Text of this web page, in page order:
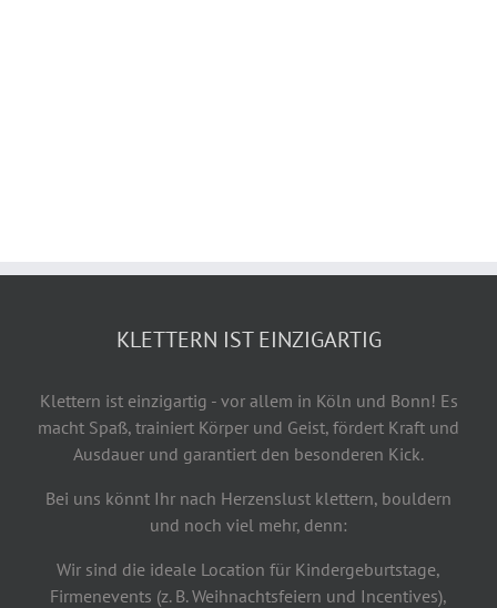
KLETTERN IST EINZIGARTIG
Klettern ist einzigartig - vor allem in Köln und Bonn! Es
macht Spaß, trainiert Körper und Geist, fördert Kraft und
Ausdauer und garantiert den besonderen Kick.
Bei uns könnt Ihr nach Herzenslust klettern, bouldern
und noch viel mehr, denn:
Wir sind die ideale Location für Kindergeburtstage,
Firmenevents (z. B. Weihnachtsfeiern und Incentives),